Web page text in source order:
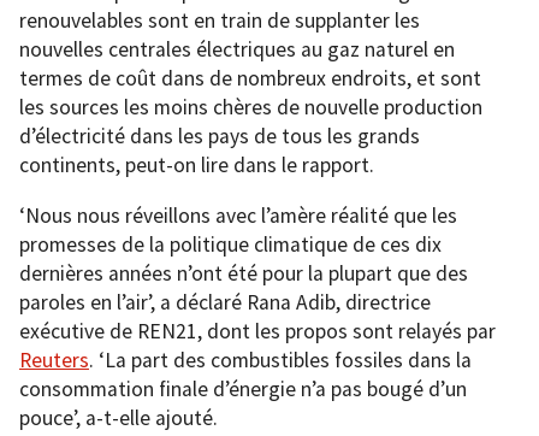
renouvelables sont en train de supplanter les
nouvelles centrales électriques au gaz naturel en
termes de coût dans de nombreux endroits, et sont
les sources les moins chères de nouvelle production
d’électricité dans les pays de tous les grands
continents, peut-on lire dans le rapport.
‘Nous nous réveillons avec l’amère réalité que les
promesses de la politique climatique de ces dix
dernières années n’ont été pour la plupart que des
paroles en l’air’, a déclaré Rana Adib, directrice
exécutive de REN21, dont les propos sont relayés par
Reuters. ‘La part des combustibles fossiles dans la
consommation finale d’énergie n’a pas bougé d’un
pouce’, a-t-elle ajouté.